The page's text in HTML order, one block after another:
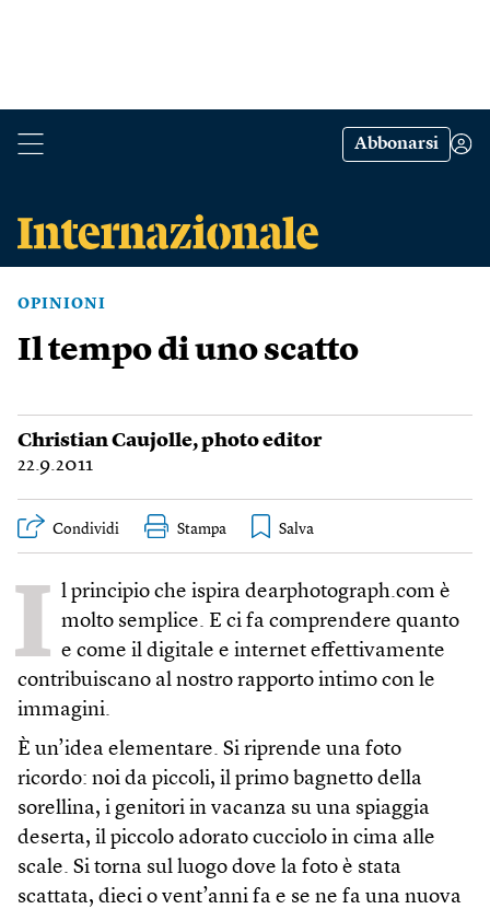
Abbonarsi
OPINIONI
Il tempo di uno scatto
Christian Caujolle, photo editor
22.9.2011
Condividi Stampa
I l principio che ispira dearphotograph.com è
molto semplice. E ci fa comprendere quanto
e come il digitale e internet effettivamente
contribuiscano al nostro rapporto intimo con le
immagini.
È un’idea elementare. Si riprende una foto
ricordo: noi da piccoli, il primo bagnetto della
sorellina, i genitori in vacanza su una spiaggia
deserta, il piccolo adorato cucciolo in cima alle
scale. Si torna sul luogo dove la foto è stata
scattata, dieci o vent’anni fa e se ne fa una nuova